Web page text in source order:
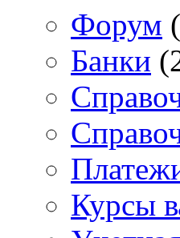
Форум
Банки
Курсы